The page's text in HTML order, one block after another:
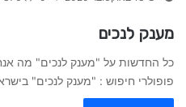
מענק לנכים
כל החדשות על "מענק לנכים" מה
פופולרי חיפוש : "מענק לנכים" בישראל